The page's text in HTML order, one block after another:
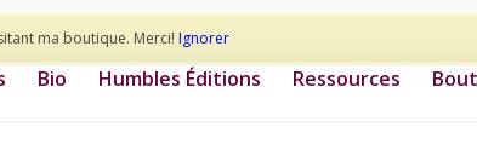
ma boutique. Merci! Ignorer
Bio Humbles Éditions Ressources